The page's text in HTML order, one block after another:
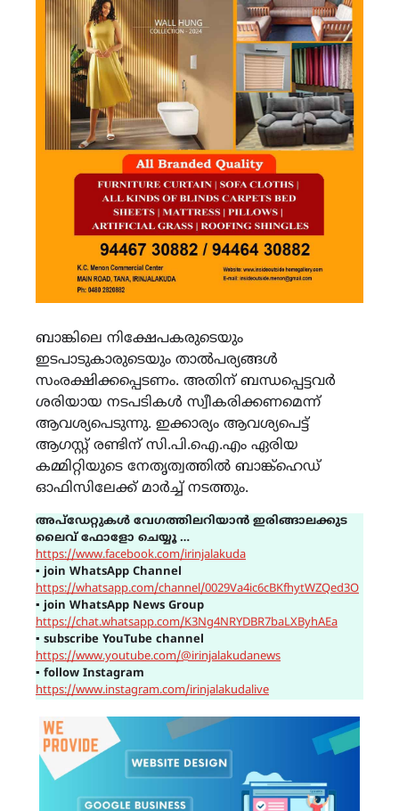
ബാങ്കിലെ നിക്ഷേപകരുടെയും
ഇടപാടുകാരുടെയും താൽപര്യങ്ങൾ
സംരക്ഷിക്കപ്പെടണം. അതിന് ബന്ധപ്പെട്ടവർ
ശരിയായ നടപടികൾ സ്വീകരിക്കണമെന്ന്
ആവശ്യപെടുന്നു. ഇക്കാര്യം ആവശ്യപെട്ട്
ആഗസ്റ്റ് രണ്ടിന് സി.പി.ഐ.എം ഏരിയ
കമ്മിറ്റിയുടെ നേതൃത്വത്തിൽ ബാങ്ക്ഹെഡ്
ഓഫിസിലേക്ക് മാർച്ച് നടത്തും.
അപ്ഡേറ്റുകൾ വേഗത്തിലറിയാൻ ഇരിങ്ങാലക്കുട
ലൈവ് ഫോളോ ചെയ്യൂ …
https://www.facebook.com/irinjalakuda
▪ join WhatsApp Channel
https://whatsapp.com/channel/0029Va4ic6cBKfhytWZQed3O
▪ join WhatsApp News Group
https://chat.whatsapp.com/K3Ng4NRYDBR7baLXByhAEa
▪ subscribe YouTube channel
https://www.youtube.com/@irinjalakudanews
▪ follow Instagram
https://www.instagram.com/irinjalakudalive